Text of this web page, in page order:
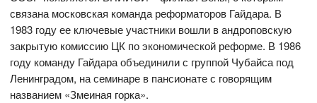
связана московская команда реформаторов Гайдара. В
1983 году ее ключевые участники вошли в андроповскую
закрытую комиссию ЦК по экономической реформе. В 1986
году команду Гайдара объединили с группой Чубайса под
Ленинградом, на семинаре в пансионате с говорящим
названием «Змеиная горка».